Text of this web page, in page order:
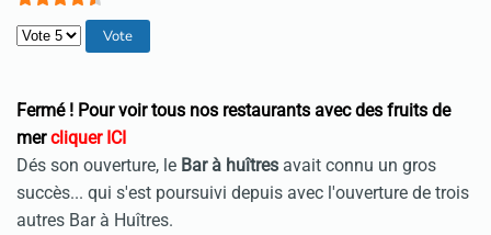
Veuillez voter
Fermé ! Pour voir tous nos restaurants avec des fruits de
mer cliquer ICI
Dés son ouverture, le Bar à huîtres avait connu un gros
succès... qui s'est poursuivi depuis avec l'ouverture de trois
autres Bar à Huîtres.